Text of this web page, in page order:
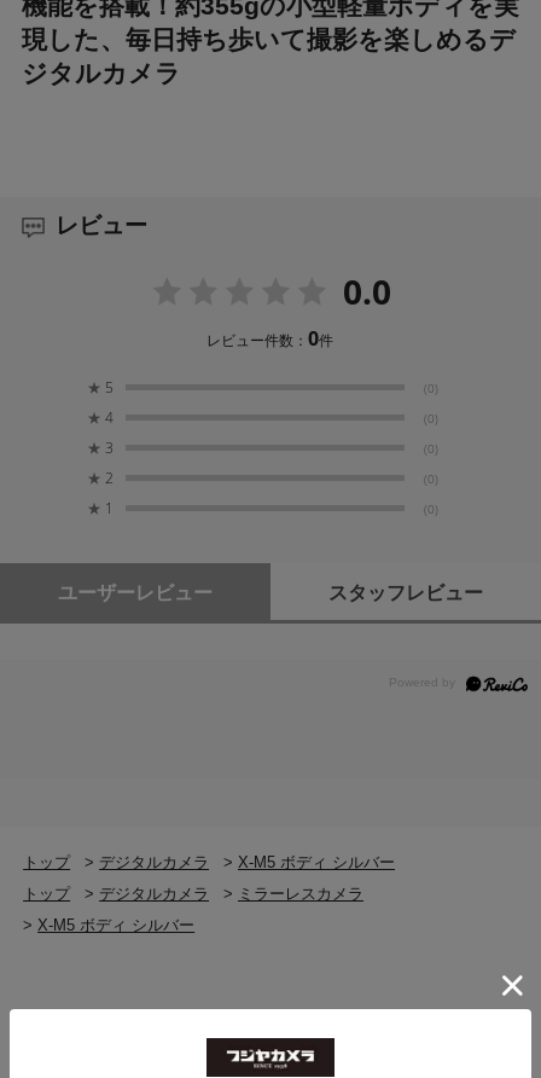
現した、毎日持ち歩いて撮影を楽しめるデ
ジタルカメラ
レビュー
0.0
レビュー件数：0件
★ 5 (0)
★ 4 (0)
★ 3 (0)
★ 2 (0)
★ 1 (0)
ユーザーレビュー スタッフレビュー
トップ > デジタルカメラ > X-M5 ボディ シルバー
トップ
> デジタルカメラ > ミラーレスカメラ
> X-M5 ボディ シルバー